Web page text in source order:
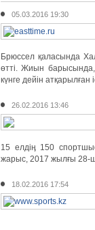
05.03.2016 19:30
Брюссел қаласында
өтті. Жиын
күнге дейін
26.02.2016 13:46
15 елдіӊ 150
жарыс, 2017 жылғы 28-
18.02.2016 17:54